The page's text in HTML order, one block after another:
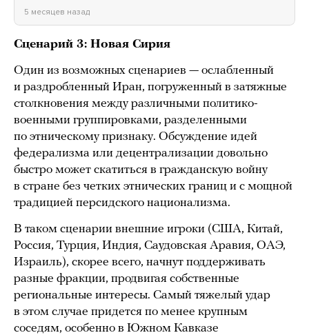
5 месяцев назад
Сценарий 3: Новая Сирия
Один из возможных сценариев — ослабленный
и раздробленный Иран, погруженный в затяжные
столкновения между различными политико-
военными группировками, разделенными
по этническому признаку. Обсуждение идей
федерализма или децентрализации довольно
быстро может скатиться в гражданскую войну
в стране без четких этнических границ и с мощной
традицией персидского национализма.
В таком сценарии внешние игроки (США, Китай,
Россия, Турция, Индия, Саудовская Аравия, ОАЭ,
Израиль), скорее всего, начнут поддерживать
разные фракции, продвигая собственные
региональные интересы. Самый тяжелый удар
в этом случае придется по менее крупным
соседям, особенно в Южном Кавказе